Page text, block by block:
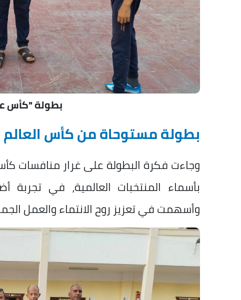
بطولة "كأس
بطولة مستوحاة من كأس العالم
وجاءت فكرة البطولة على غرار منافسات
بأسماء المنتخبات العالمية، في
وأسهمت في تعزيز روح الانتماء والعمل